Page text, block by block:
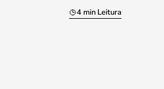
4 min Leitura